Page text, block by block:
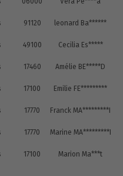
91120 leonard Ba******
49100 Cecilia Es*****
17460 Amélie BE*****D
17100 Emilie FE*********
17770 Franck MA*********I
17770 Marine MA*********I
17100 Marion Ma***t